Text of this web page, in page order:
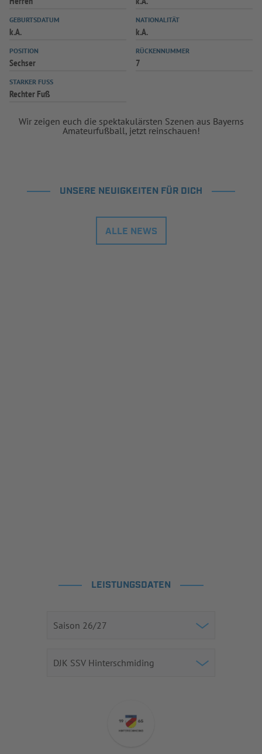
SPIELPLUS
GEBURTSDATUM
k.A.
NATIONALITÄT
k.A.
POSITION
Sechser
RÜCKENNUMMER
7
STARKER FUSS
Rechter Fuß
Wir zeigen euch die spektakulärsten Szenen aus Bayerns
Amateurfußball, jetzt reinschauen!
UNSERE NEUIGKEITEN FÜR DICH
ALLE NEWS
LEISTUNGSDATEN